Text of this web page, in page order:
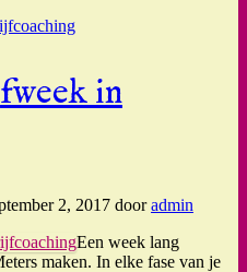
in
2, 2017 dooradmin
Een week lang
maken. In elke fase van je